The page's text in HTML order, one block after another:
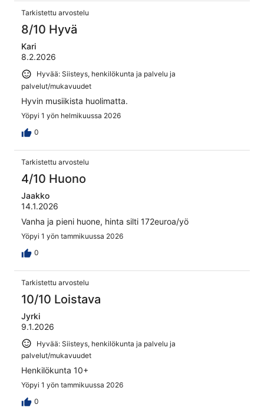
Tarkistettu arvostelu
8/10 Hyvä
Kari
8.2.2026
Hyvää: Siisteys, henkilökunta ja palvelu ja
palvelut/mukavuudet
Hyvin musiikista huolimatta.
Yöpyi 1 yön helmikuussa 2026
0
Tarkistettu arvostelu
4/10 Huono
Jaakko
14.1.2026
Vanha ja pieni huone, hinta silti 172euroa/yö
Yöpyi 1 yön tammikuussa 2026
0
Tarkistettu arvostelu
10/10 Loistava
Jyrki
9.1.2026
Hyvää: Siisteys, henkilökunta ja palvelu ja
palvelut/mukavuudet
Henkilökunta 10+
Yöpyi 1 yön tammikuussa 2026
0